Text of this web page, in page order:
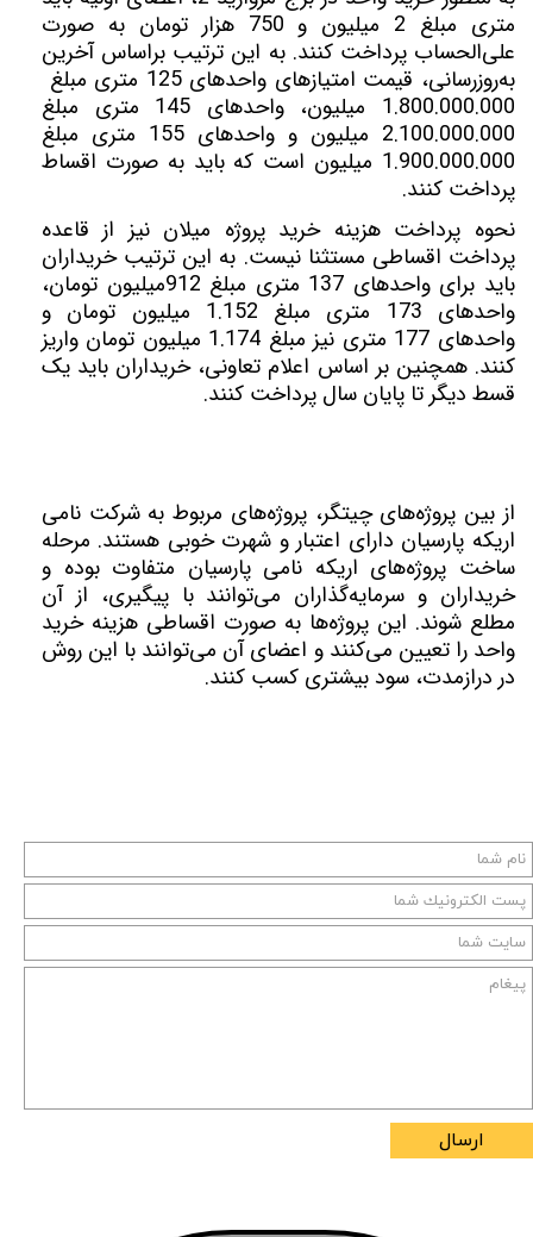
متری مبلغ 2 میلیون و 750 هزار تومان به صورت
علی‌الحساب پرداخت کنند. به این ترتیب براساس آخرین
به‌روزرسانی، قیمت امتیازهای واحدهای 125 متری مبلغ
1.800.000.000 میلیون، واحدهای 145 متری مبلغ
2.100.000.000 میلیون و واحدهای 155 متری مبلغ
1.900.000.000 میلیون است که باید به صورت اقساط
پرداخت کنند.
نحوه پرداخت هزینه خرید پروژه میلان نیز از قاعده
پرداخت اقساطی مستثنا نیست. به این ترتیب خریداران
باید برای واحدهای 137 متری مبلغ 912میلیون تومان،
واحدهای 173 متری مبلغ 1.152 میلیون تومان و
واحدهای 177 متری نیز مبلغ 1.174 میلیون تومان واریز
کنند. همچنین بر اساس اعلام تعاونی، خریداران باید یک
قسط دیگر تا پایان سال پرداخت کنند.
از بین پروژه‌های چیتگر، پروژه‌های مربوط به شرکت نامی
اریکه پارسیان دارای اعتبار و شهرت خوبی هستند. مرحله
ساخت پروژه‌های اریکه نامی پارسیان متفاوت بوده و
خریداران و سرمایه‌گذاران می‌توانند با پیگیری، از آن
مطلع شوند. این پروژه‌ها به صورت اقساطی هزینه خرید
واحد را تعیین می‌کنند و اعضای آن می‌توانند با این روش
در درازمدت، سود بیشتری کسب کنند.
ارسال